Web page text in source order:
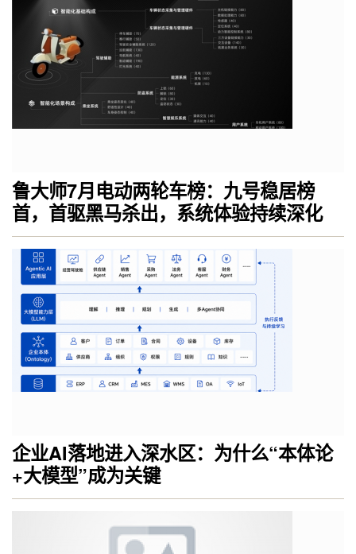
鲁大师7月电动两轮车榜：九号稳居榜
首，首驱黑马杀出，系统体验持续深化
企业AI落地进入深水区：为什么“本体论
+大模型”成为关键